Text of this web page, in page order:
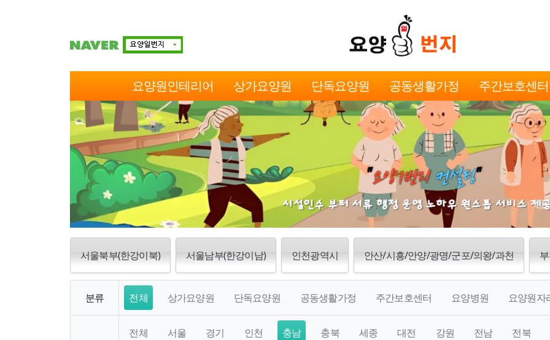
요양원인테리어 상가요양원 단독요양원 공동생활가정 주간보호센터
서울북부(한강이북) 서울남부(한강이남) 인천광역시 안산/시흥/안양/광명/군포/의왕/과천
분류 전체 상가요양원 단독요양원 공동생활가정 주간보호센터 요양병원 요양원자
전체 서울 경기 인천 충남 충북 세종 대전 강원 전남
전북